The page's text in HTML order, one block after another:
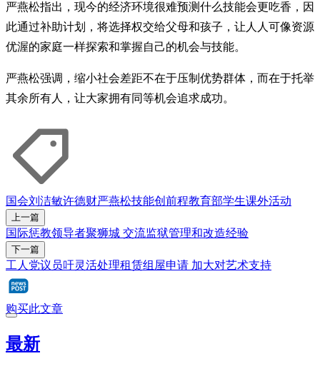
严燕松指出，现今的经济环境很难预测什么技能会更吃香，因
此通过补助计划，将选择权交给父母和孩子，让人人可像资源
优渥的家庭一样探索和掌握自己的机会与技能。
严燕松强调，缩小社会差距不在于压制优势群体，而在于托举
其余所有人，让大家拥有同等机会追求成功。
国会刘洁敏许德财严燕松技能创前程教育部学生课外活动
上一篇
国际惩教领导者聚狮城 交流监狱管理和改造经验
下一篇
工人党议员吁灵活处理租赁组屋申请 加大对艺术支持
购买此文章
最新